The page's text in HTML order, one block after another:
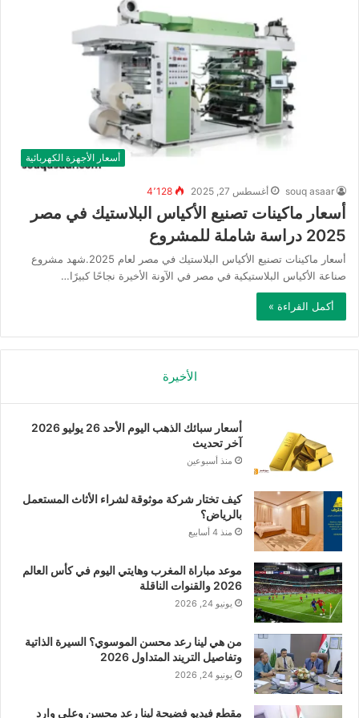
أسعار الأجهزة الكهربائية
souq asaar أغسطس 27, 2025 4٬128
أسعار ماكينات تصنيع الأكياس البلاستيك في مصر
2025 دراسة شاملة للمشروع
أسعار ماكينات تصنيع الأكياس البلاستيك في مصر لعام 2025.شهد مشروع
صناعة الأكياس البلاستيكية في مصر في الآونة الأخيرة نجاحًا كبيرًا…
أكمل القراءة »
الأخيرة
أسعار سبائك الذهب اليوم الأحد 26 يوليو 2026
آخر تحديث
منذ أسبوعين
كيف تختار شركة موثوقة لشراء الأثاث المستعمل
بالرياض؟
منذ 4 أسابيع
موعد مباراة المغرب وهايتي اليوم في كأس العالم
2026 والقنوات الناقلة
يونيو 24, 2026
من هي لينا رعد محسن الموسوي؟ السيرة الذاتية
وتفاصيل التريند المتداول 2026
يونيو 24, 2026
مقطع فيديو فضيحة لينا رعد محسن وعلي وارد